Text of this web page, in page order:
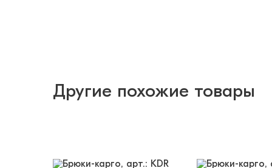
Другие похожие товары